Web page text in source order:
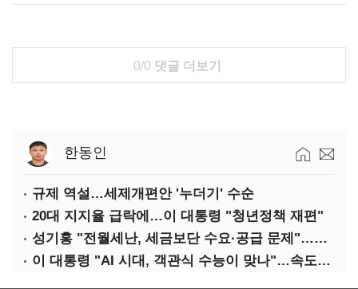
0/0 댓글 더보기
한동인
규제 역설…세제개편안 '누더기' 수순
20대 지지율 급락에…이 대통령 "청년정책 재편"
성기홍 "전월세난, 세금보단 수요·공급 문제"…닥공 시사
이 대통령 "AI 시대, 객관식 수능이 맞나"…속도전 '경계'